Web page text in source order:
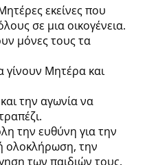
εκείνες που
σε μια οικογένεια.
μόνες τους τα
γίνουν Μητέρα και
την αγωνία να
την ευθύνη για την
ολοκλήρωση, την
των παιδιών τους.